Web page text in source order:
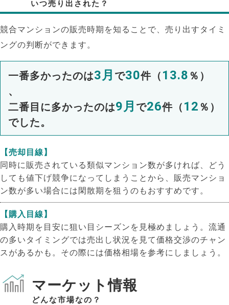
いつ売り出された？
競合マンションの販売時期を知ることで、売り出すタイミ
ングの判断ができます。
一番多かったのは3月 で30件（ 13.8 ％）
、
二番目に多かったのは9月 で26件（ 12 ％）
でした。
【売却目線】
同時に販売されている類似マンション数が多ければ、どう
しても値下げ競争になってしまうことから、販売マンショ
ン数が多い場合には閑散期を狙うのもおすすめです。
【購入目線】
購入時期を目安に狙い目シーズンを見極めましょう。流通
の多いタイミングでは売出し状況を見て価格交渉のチャン
スがあるかも。その際には価格相場を参考にしましょう。
マーケット情報
どんな市場なの？